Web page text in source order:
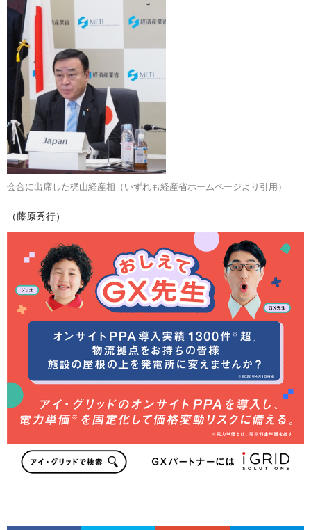
会合に出席した梶山経産相（いずれも経産省ホームページより引用）
（藤原秀行）